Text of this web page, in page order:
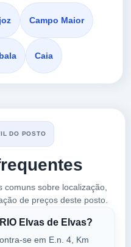
409,820
VER PREÇOS
VER PREÇOS
Campo Maior
Caia
DO POSTO
sobre localização,
de preços deste posto.
Elvas de Elvas?
se em E.n. 4, Km